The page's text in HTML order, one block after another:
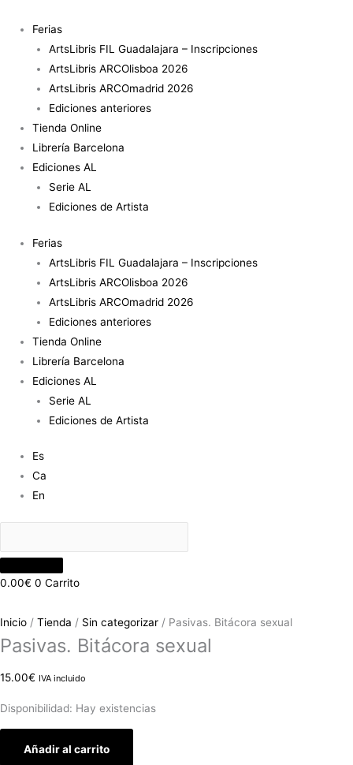
contenido
Ferias
ArtsLibris FIL Guadalajara – Inscripciones
ArtsLibris ARCOlisboa 2026
ArtsLibris ARCOmadrid 2026
Ediciones anteriores
Tienda Online
Librería Barcelona
Ediciones AL
Serie AL
Ediciones de Artista
Ferias
ArtsLibris FIL Guadalajara – Inscripciones
ArtsLibris ARCOlisboa 2026
ArtsLibris ARCOmadrid 2026
Ediciones anteriores
Tienda Online
Librería Barcelona
Ediciones AL
Serie AL
Ediciones de Artista
Es
Ca
En
0.00€ 0 Carrito
Inicio / Tienda / Sin categorizar / Pasivas. Bitácora sexual
Pasivas. Bitácora sexual
15.00€ IVA incluido
Disponibilidad: Hay existencias
Bitácora
cantidad
Añadir al carrito